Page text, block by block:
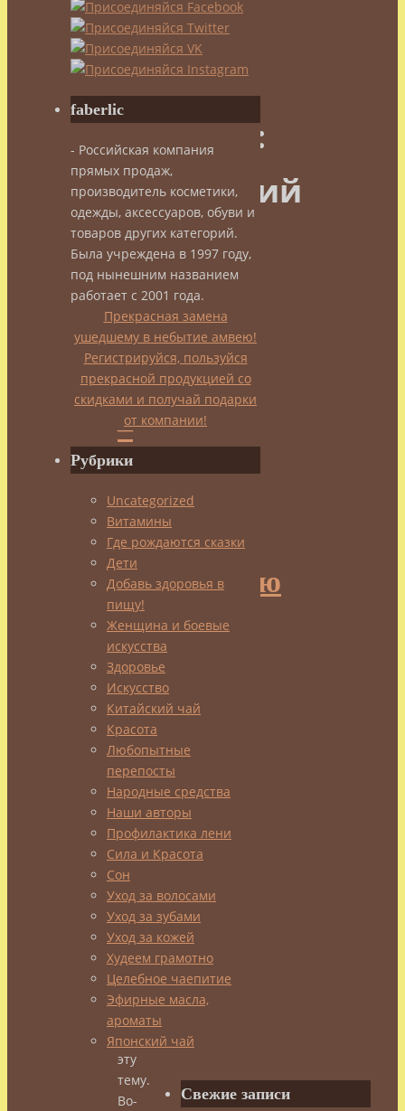
by
category
"Китайский
чай"
Рубрика:
Китайский
чай
Синий
чай
–
путь
к
долголетию
Наш
сайт
посвящен
красоте
и
здоровью,
и
вот
как
раз
таки
синий
китайский
чай
(или
синий
улун)
–
на
эту
тему.
Во-
faberlic
- Российская компания
прямых продаж,
производитель косметики,
одежды, аксессуаров, обуви и
товаров других категорий.
Была учреждена в 1997 году,
под нынешним названием
работает с 2001 года.
Прекрасная замена
ушедшему в небытие амвею!
Регистрируйся, пользуйся
прекрасной продукцией со
скидками и получай подарки
от компании!
Рубрики
Uncategorized
Витамины
Где рождаются сказки
Дети
Добавь здоровья в
пищу!
Женщина и боевые
искусства
Здоровье
Искусство
Китайский чай
Красота
Любопытные
перепосты
Народные средства
Наши авторы
Профилактика лени
Сила и Красота
Сон
Уход за волосами
Уход за зубами
Уход за кожей
Худеем грамотно
Целебное чаепитие
Эфирные масла,
ароматы
Японский чай
Свежие записи